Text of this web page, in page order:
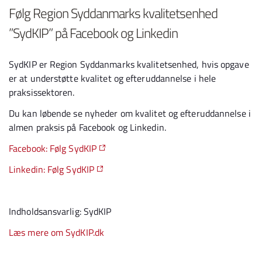
Følg Region Syddanmarks kvalitetsenhed
”SydKIP” på Facebook og Linkedin
SydKIP er Region Syddanmarks kvalitetsenhed, hvis opgave
er at understøtte kvalitet og efteruddannelse i hele
praksissektoren.
Du kan løbende se nyheder om kvalitet og efteruddannelse i
almen praksis på Facebook og Linkedin.
Facebook: Følg SydKIP
Linkedin: Følg SydKIP
Indholdsansvarlig: SydKIP
Læs mere om SydKIP.dk